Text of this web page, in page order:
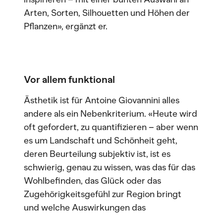
Arten, Sorten, Silhouetten und Höhen der
Pflanzen», ergänzt er.
Vor allem funktional
Ästhetik ist für Antoine Giovannini alles
andere als ein Nebenkriterium. «Heute wird
oft gefordert, zu quantifizieren – aber wenn
es um Landschaft und Schönheit geht,
deren Beurteilung subjektiv ist, ist es
schwierig, genau zu wissen, was das für das
Wohlbefinden, das Glück oder das
Zugehörigkeitsgefühl zur Region bringt
und welche Auswirkungen das